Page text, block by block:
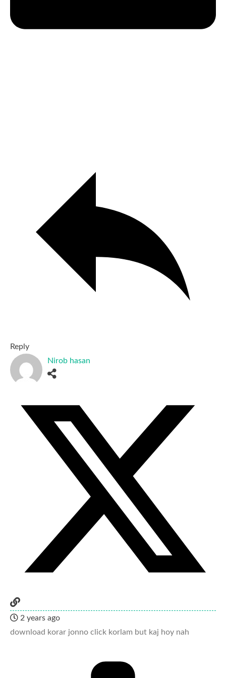
Reply
Nirob hasan
2 years ago
download korar jonno click korlam but kaj hoy nah